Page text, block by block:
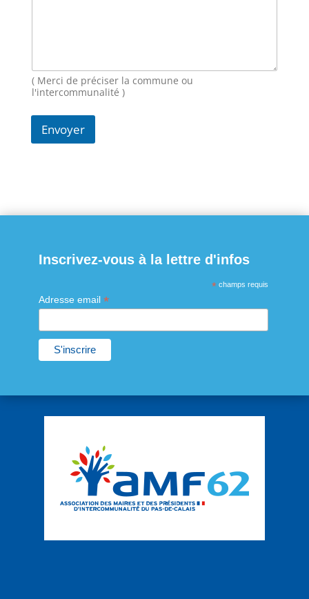
g
e( Merci de préciser la commune ou
l'intercommunalité )
Envoyer
Inscrivez-vous à la lettre d'infos
* champs requis
Adresse email *